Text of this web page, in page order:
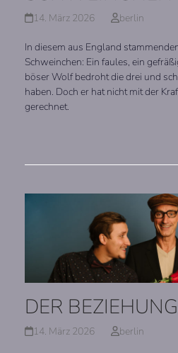
14. März 2026 berlin
In diesem aus England
Schweinchen: Ein faules, ein
böser Wolf bedroht die drei und
haben. Doch er hat nicht mit der
gerechnet.
DER
14. März 2026 berlin